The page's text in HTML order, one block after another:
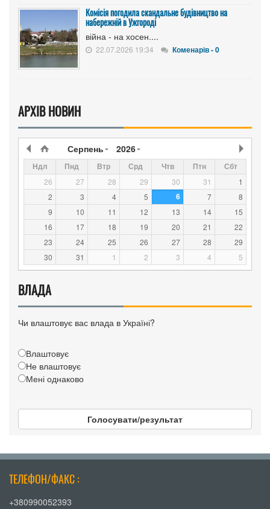
Комісія погодила скандальне будівництво на
набережній в Ужгороді
війна - на хосен....
22.07.2026 19:34 Коменарів - 0
АРХІВ НОВИН
Серпень 2026
Ндл Пнд Втр Срд Чтв Птн Сбт
26 27 28 29 30 31
1
2
3 4 5 6 7
8
9
10 11 12 13 14
15
16
17 18 19 20 21
22
23
24 25 26 27 28
29
30
31 1 2 3 4 5
ВЛАДА
Чи влаштовує вас влада в Україні?
Влаштовує
Не влаштовує
Мені однаково
Голосувати/результат
ТЕЛЕФОН/ФАКС :
+380990052393